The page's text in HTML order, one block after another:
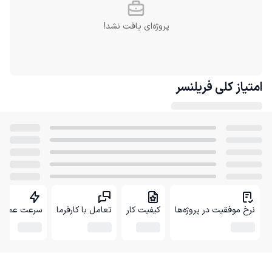
پروژه‌ای یافت نشد!
امتیاز کلی فریلنسر
نرخ موفقیت در پروژه‌ها کیفیت کار تعامل با کارفرما سرعت عمل